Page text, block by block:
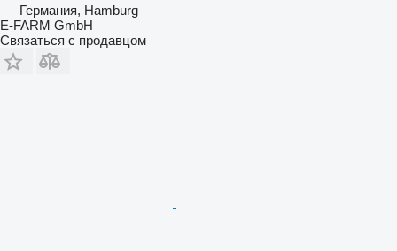
Германия, Hamburg
E-FARM GmbH
Связаться с продавцом